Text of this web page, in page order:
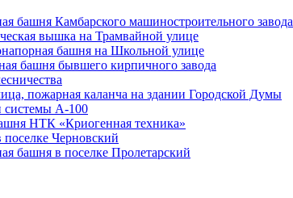
башня Камбарского машиностроительного завода
вышка на Трамвайной улице
башня на Школьной улице
башня бывшего кирпичного завода
пожарная каланча на здании Городской Думы
системы А-100
НТК «Криогенная техника»
Черновский
башня в поселке Пролетарский